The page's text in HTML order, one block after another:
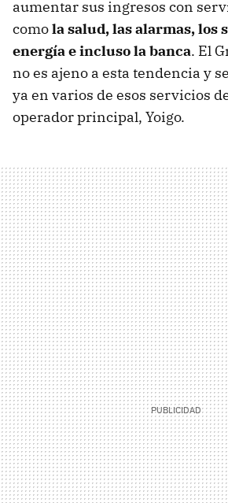
aumentar sus ingresos con
comola salud, las alarmas, los
energía e incluso la banca. El
no es ajeno a esta tendencia y
ya en varios de esos servicios
operador principal, Yoigo.